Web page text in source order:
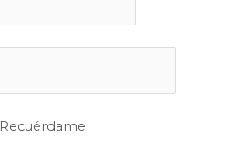
Recuérdame